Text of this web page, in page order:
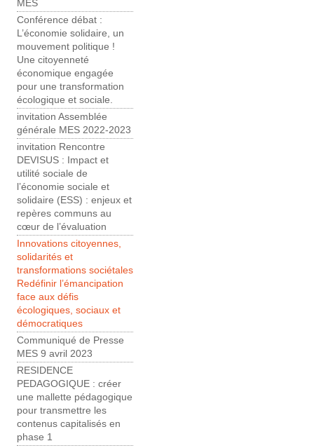
MES
Conférence débat :
L’économie solidaire, un
mouvement politique !
Une citoyenneté
économique engagée
pour une transformation
écologique et sociale.
invitation Assemblée
générale MES 2022-2023
invitation Rencontre
DEVISUS : Impact et
utilité sociale de
l’économie sociale et
solidaire (ESS) : enjeux et
repères communs au
cœur de l’évaluation
Innovations citoyennes,
solidarités et
transformations sociétales
Redéfinir l’émancipation
face aux défis
écologiques, sociaux et
démocratiques
Communiqué de Presse
MES 9 avril 2023
RESIDENCE
PEDAGOGIQUE : créer
une mallette pédagogique
pour transmettre les
contenus capitalisés en
phase 1